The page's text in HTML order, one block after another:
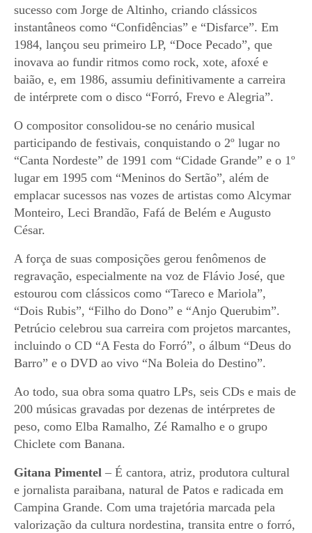
sucesso com Jorge de Altinho, criando clássicos
instantâneos como “Confidências” e “Disfarce”. Em
1984, lançou seu primeiro LP, “Doce Pecado”, que
inovava ao fundir ritmos como rock, xote, afoxé e
baião, e, em 1986, assumiu definitivamente a carreira
de intérprete com o disco “Forró, Frevo e Alegria”.
O compositor consolidou-se no cenário musical
participando de festivais, conquistando o 2º lugar no
“Canta Nordeste” de 1991 com “Cidade Grande” e o 1º
lugar em 1995 com “Meninos do Sertão”, além de
emplacar sucessos nas vozes de artistas como Alcymar
Monteiro, Leci Brandão, Fafá de Belém e Augusto
César.
A força de suas composições gerou fenômenos de
regravação, especialmente na voz de Flávio José, que
estourou com clássicos como “Tareco e Mariola”,
“Dois Rubis”, “Filho do Dono” e “Anjo Querubim”.
Petrúcio celebrou sua carreira com projetos marcantes,
incluindo o CD “A Festa do Forró”, o álbum “Deus do
Barro” e o DVD ao vivo “Na Boleia do Destino”.
Ao todo, sua obra soma quatro LPs, seis CDs e mais de
200 músicas gravadas por dezenas de intérpretes de
peso, como Elba Ramalho, Zé Ramalho e o grupo
Chiclete com Banana.
Gitana Pimentel – É cantora, atriz, produtora cultural
e jornalista paraibana, natural de Patos e radicada em
Campina Grande. Com uma trajetória marcada pela
valorização da cultura nordestina, transita entre o forró,